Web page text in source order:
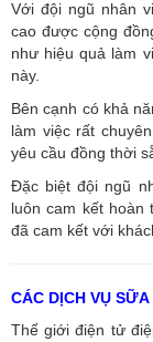
Với đội ngũ nhân
cao được cộng
như hiệu quả làm
này.
Bên cạnh có khả
làm việc rất
yêu cầu đồng thời
Đặc biệt đội ngũ
luôn cam kết hoàn
đã cam kết với
CÁC DỊCH VỤ
Thế giới điện tử